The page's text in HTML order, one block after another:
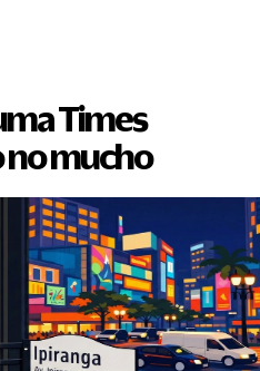
Times
no mucho